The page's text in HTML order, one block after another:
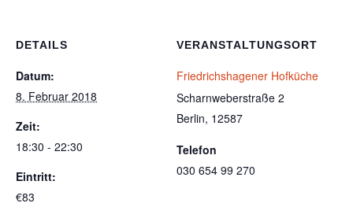
DETAILS
Datum:
8. Februar 2018
Zeit:
18:30 - 22:30
Eintritt:
€83
VERANSTALTUNGSORT
Friedrichshagener Hofküche
Scharnweberstraße 2
Berlin, 12587
Telefon
030 654 99 270